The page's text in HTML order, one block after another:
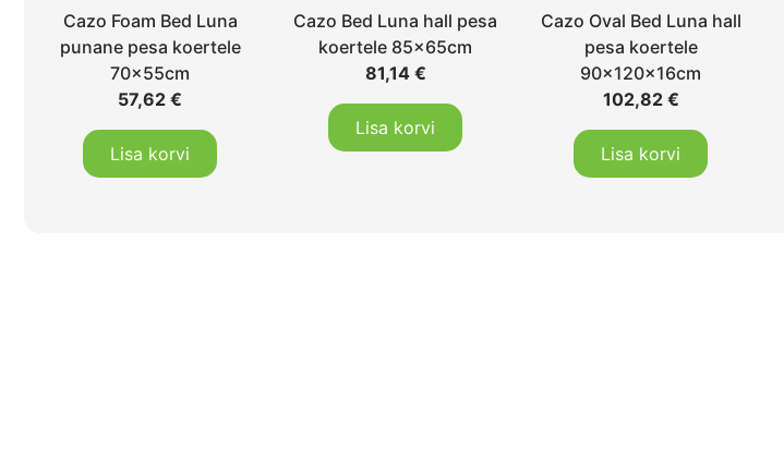
Cazo Foam Bed Luna
punane pesa koertele
70x55cm
57,62€
Lisa korvi
Cazo Bed Luna hall pesa
koertele 85x65cm
81,14 €
Lisa korvi
Cazo Oval Bed Luna hall
pesa koertele
90x120x16cm
102,82 €
Lisa korvi